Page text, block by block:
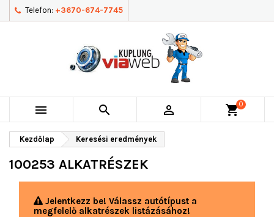
Telefon: +3670-674-7745
   shopping_cart0
Kezdőlap Keresési eredmények
100253 ALKATRÉSZEK
Jelentkezz be! Válassz autótípust a
megfelelő alkatrészek listázásához!